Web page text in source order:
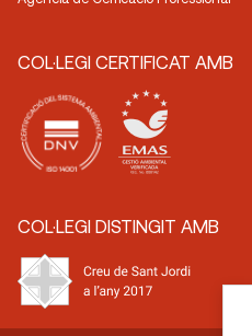
COL·LEGI CERTIFICAT AMB
COL·LEGI DISTINGIT AMB